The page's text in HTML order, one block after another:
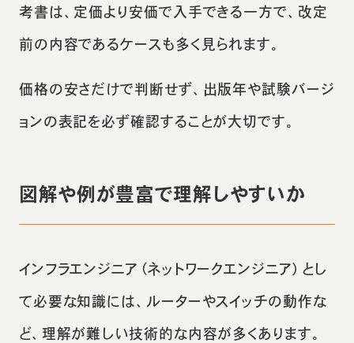
考書は、定価より安価で入手できる一方で、改定
前の内容であるケースも多く見られます。
価格の安さだけで判断せず、出版年や試験バージ
ョンの表記を必ず確認することが大切です。
図解や例が豊富で理解しやすいか
インフラエンジニア（ネットワークエンジニア）とし
て必要な知識には、ルーターやスイッチの動作な
ど、理解が難しい技術的な内容が多くあります。